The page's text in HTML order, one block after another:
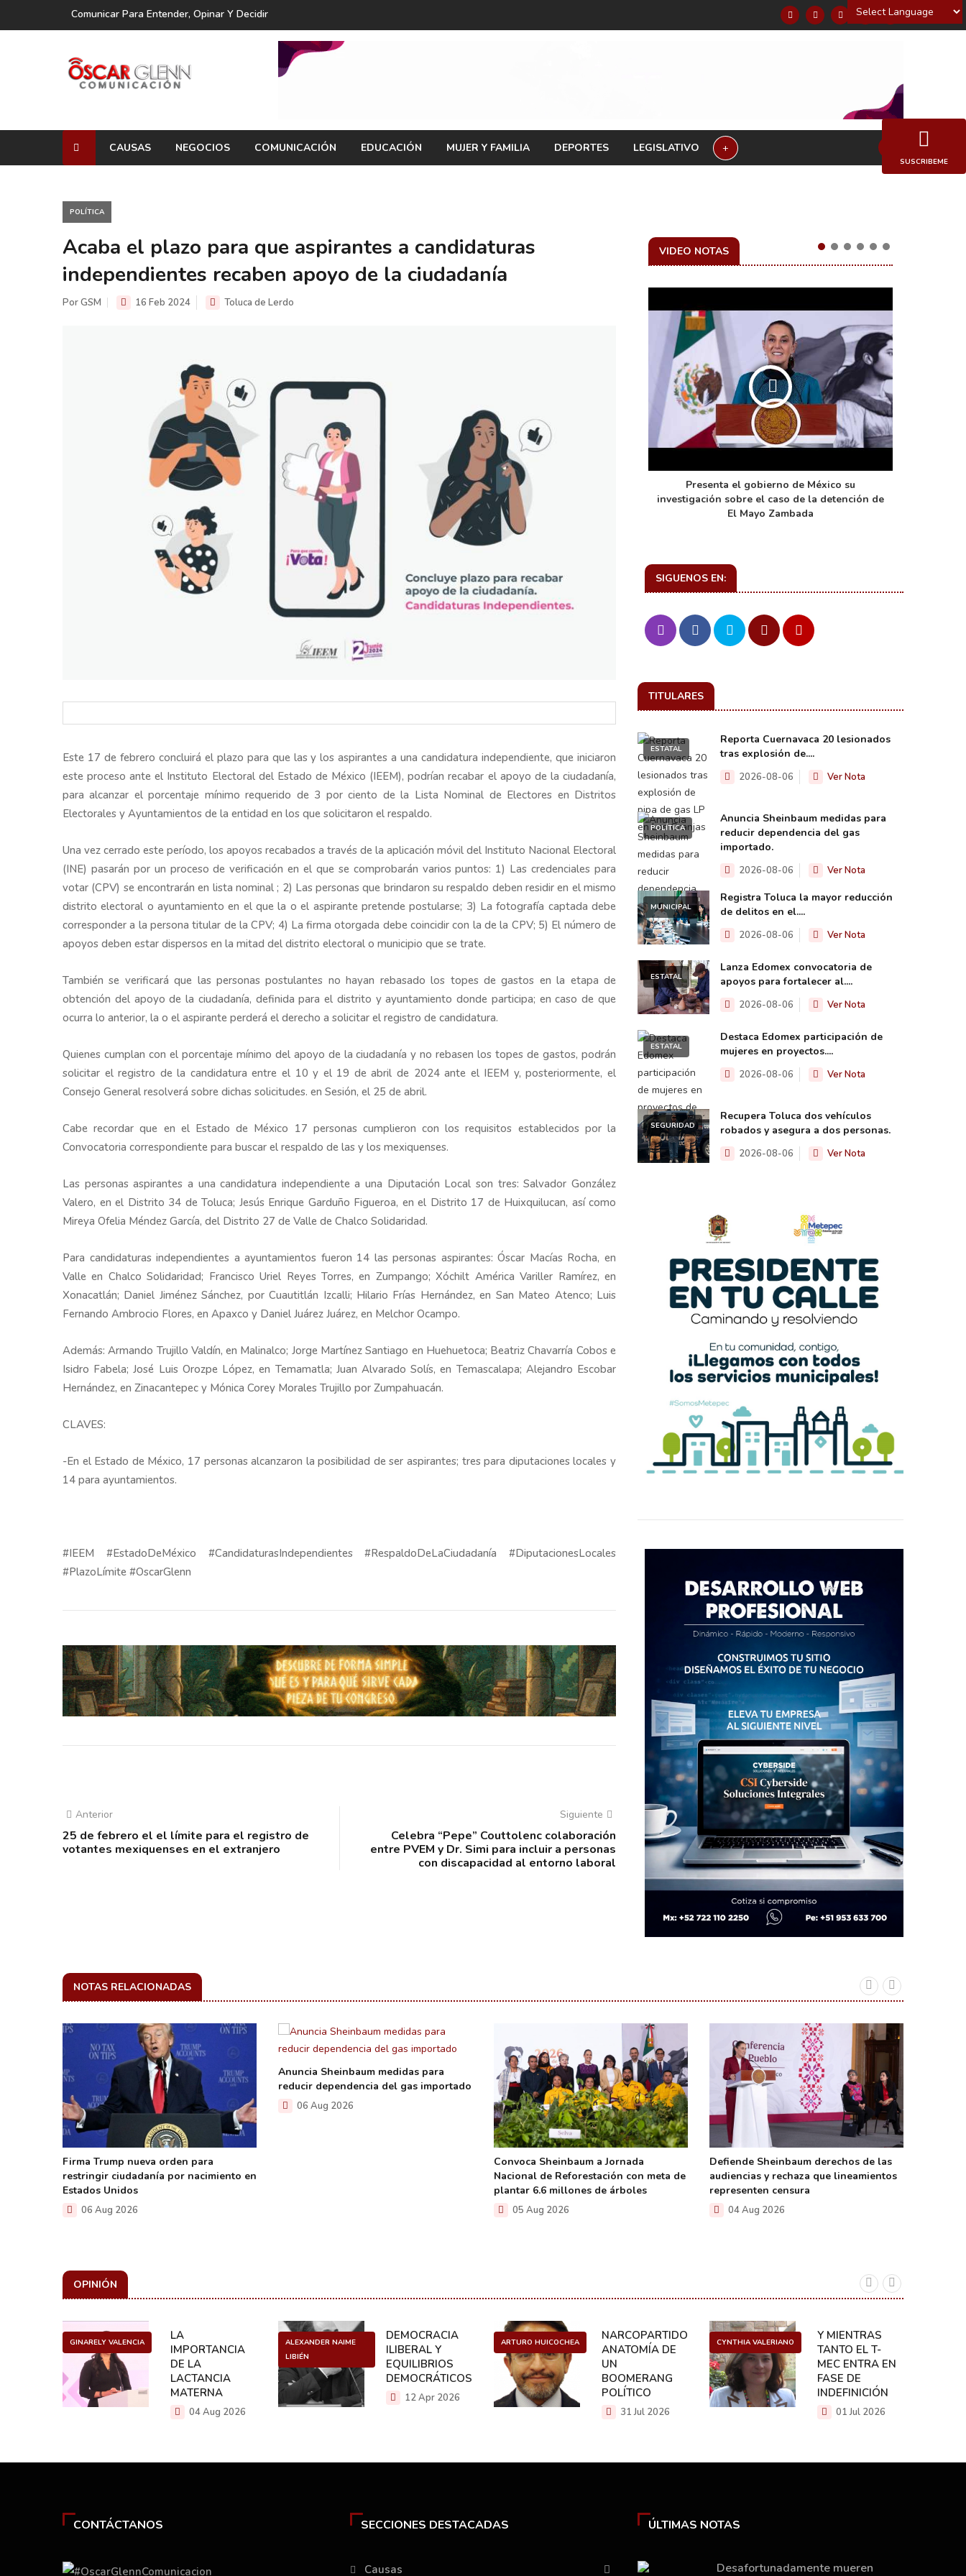
Powered by
Comunicar Para Entender, Opinar Y Decidir
CAUSAS NEGOCIOS COMUNICACIÓN EDUCACIÓN MUJER Y FAMILIA DEPORTES LEGISLATIVO +
POLÍTICA
Acaba el plazo para que aspirantes a candidaturas
independientes recaben apoyo de la ciudadanía
Por GSM 16 Feb 2024 Toluca de Lerdo
Este 17 de febrero concluirá el plazo para que las y los aspirantes a una candidatura independiente, que iniciaron
este proceso ante el Instituto Electoral del Estado de México (IEEM), podrían recabar el apoyo de la ciudadanía,
para alcanzar el porcentaje mínimo requerido de 3 por ciento de la Lista Nominal de Electores en Distritos
Electorales y Ayuntamientos de la entidad en los que solicitaron el respaldo.
Una vez cerrado este período, los apoyos recabados a través de la aplicación móvil del Instituto Nacional Electoral
(INE) pasarán por un proceso de verificación en el que se comprobarán varios puntos: 1) Las credenciales para
votar (CPV) se encontrarán en lista nominal ; 2) Las personas que brindaron su respaldo deben residir en el mismo
distrito electoral o ayuntamiento en el que la o el aspirante pretende postularse; 3) La fotografía captada debe
corresponder a la persona titular de la CPV; 4) La firma otorgada debe coincidir con la de la CPV; 5) El número de
apoyos deben estar dispersos en la mitad del distrito electoral o municipio que se trate.
También se verificará que las personas postulantes no hayan rebasado los topes de gastos en la etapa de
obtención del apoyo de la ciudadanía, definida para el distrito y ayuntamiento donde participa; en caso de que
ocurra lo anterior, la o el aspirante perderá el derecho a solicitar el registro de candidatura.
Quienes cumplan con el porcentaje mínimo del apoyo de la ciudadanía y no rebasen los topes de gastos, podrán
solicitar el registro de la candidatura entre el 10 y el 19 de abril de 2024 ante el IEEM y, posteriormente, el
Consejo General resolverá sobre dichas solicitudes. en Sesión, el 25 de abril.
Cabe recordar que en el Estado de México 17 personas cumplieron con los requisitos establecidos por la
Convocatoria correspondiente para buscar el respaldo de las y los mexiquenses.
Las personas aspirantes a una candidatura independiente a una Diputación Local son tres: Salvador González
Valero, en el Distrito 34 de Toluca; Jesús Enrique Garduño Figueroa, en el Distrito 17 de Huixquilucan, así como
Mireya Ofelia Méndez García, del Distrito 27 de Valle de Chalco Solidaridad.
Para candidaturas independientes a ayuntamientos fueron 14 las personas aspirantes: Óscar Macías Rocha, en
Valle en Chalco Solidaridad; Francisco Uriel Reyes Torres, en Zumpango; Xóchilt América Variller Ramírez, en
Xonacatlán; Daniel Jiménez Sánchez, por Cuautitlán Izcalli; Hilario Frías Hernández, en San Mateo Atenco; Luis
Fernando Ambrocio Flores, en Apaxco y Daniel Juárez Juárez, en Melchor Ocampo.
Además: Armando Trujillo Valdín, en Malinalco; Jorge Martínez Santiago en Huehuetoca; Beatriz Chavarría Cobos e
Isidro Fabela; José Luis Orozpe López, en Temamatla; Juan Alvarado Solís, en Temascalapa; Alejandro Escobar
Hernández, en Zinacantepec y Mónica Corey Morales Trujillo por Zumpahuacán.
CLAVES:
-En el Estado de México, 17 personas alcanzaron la posibilidad de ser aspirantes; tres para diputaciones locales y
14 para ayuntamientos.
#IEEM #EstadoDeMéxico #CandidaturasIndependientes #RespaldoDeLaCiudadanía #DiputacionesLocales
#PlazoLímite #OscarGlenn
Anterior
25 de febrero el el límite para el registro de
votantes mexiquenses en el extranjero
Siguiente
Celebra “Pepe” Couttolenc colaboración
entre PVEM y Dr. Simi para incluir a personas
con discapacidad al entorno laboral
VIDEO NOTAS
Y salió la propuesta de Reforma Electoral de
la Presidenta Sheinbaum
Informa el gobierno federal cómo fue el
operativo de captura de "El Mencho" y sus
reacciones en Jalisco
Presenta el gobierno de México su
investigación sobre el caso de la detención de
El Mayo Zambada
SIGUENOS EN:
TITULARES
ESTATAL
Reporta Cuernavaca 20 lesionados
tras explosión de....
2026-08-06 Ver Nota
POLÍTICA
Anuncia Sheinbaum medidas para
reducir dependencia del gas
importado.
2026-08-06 Ver Nota
MUNICIPAL
Registra Toluca la mayor reducción
de delitos en el....
2026-08-06 Ver Nota
ESTATAL
Lanza Edomex convocatoria de
apoyos para fortalecer al....
2026-08-06 Ver Nota
ESTATAL
Destaca Edomex participación de
mujeres en proyectos....
2026-08-06 Ver Nota
SEGURIDAD
Recupera Toluca dos vehículos
robados y asegura a dos personas.
2026-08-06 Ver Nota
NOTAS RELACIONADAS
Firma Trump nueva orden para
restringir ciudadanía por nacimiento en
Estados Unidos
06 Aug 2026
Anuncia Sheinbaum medidas para
reducir dependencia del gas importado
06 Aug 2026
Convoca Sheinbaum a Jornada
Nacional de Reforestación con meta de
plantar 6.6 millones de árboles
05 Aug 2026
Defiende Sheinbaum derechos de las
audiencias y rechaza que lineamientos
representen censura
04 Aug 2026
OPINIÓN
GINARELY VALENCIA
LA
IMPORTANCIA
DE LA
LACTANCIA
MATERNA
04 Aug 2026
ALEXANDER NAIME
LIBIÉN
DEMOCRACIA
ILIBERAL Y
EQUILIBRIOS
DEMOCRÁTICOS
12 Apr 2026
ARTURO HUICOCHEA
NARCOPARTIDO:
ANATOMÍA DE
UN
BOOMERANG
POLÍTICO
31 Jul 2026
CYNTHIA VALERIANO
Y MIENTRAS
TANTO EL T-
MEC ENTRA EN
FASE DE
INDEFINICIÓN
01 Jul 2026
SUSCRIBEME
CONTÁCTANOS SECCIONES DESTACADAS
Causas
ÚLTIMAS NOTAS
Desafortunadamente mueren